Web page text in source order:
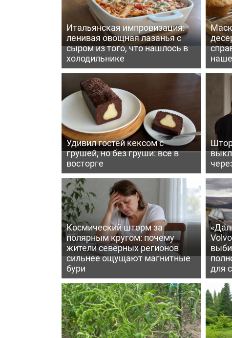
Итальянская импровизация:
ленивая овощная лазанья с
сыром из того, что нашлось в
холодильнике
Удивил гостей кексом с
грушей, но без груши: все в
восторге
Космический шторм за
полярным кругом: почему
жители северных регионов
сильнее ощущают магнитные
бури
для